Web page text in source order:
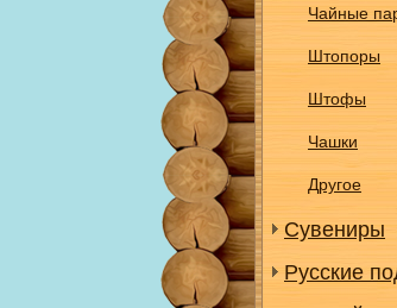
Чайные
Штопоры
Штофы
Чашки
Другое
Сувениры
Русские